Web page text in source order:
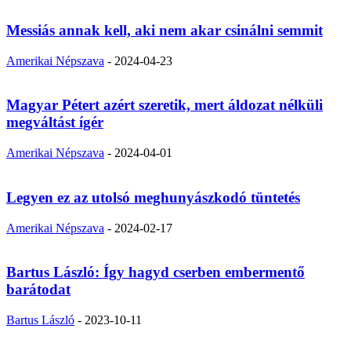
Messiás annak kell, aki nem akar csinálni semmit
Amerikai Népszava - 2024-04-23
Magyar Pétert azért szeretik, mert áldozat nélküli
megváltást ígér
Amerikai Népszava - 2024-04-01
Legyen ez az utolsó meghunyászkodó tüntetés
Amerikai Népszava - 2024-02-17
Bartus László: Így hagyd cserben embermentő
barátodat
Bartus László - 2023-10-11